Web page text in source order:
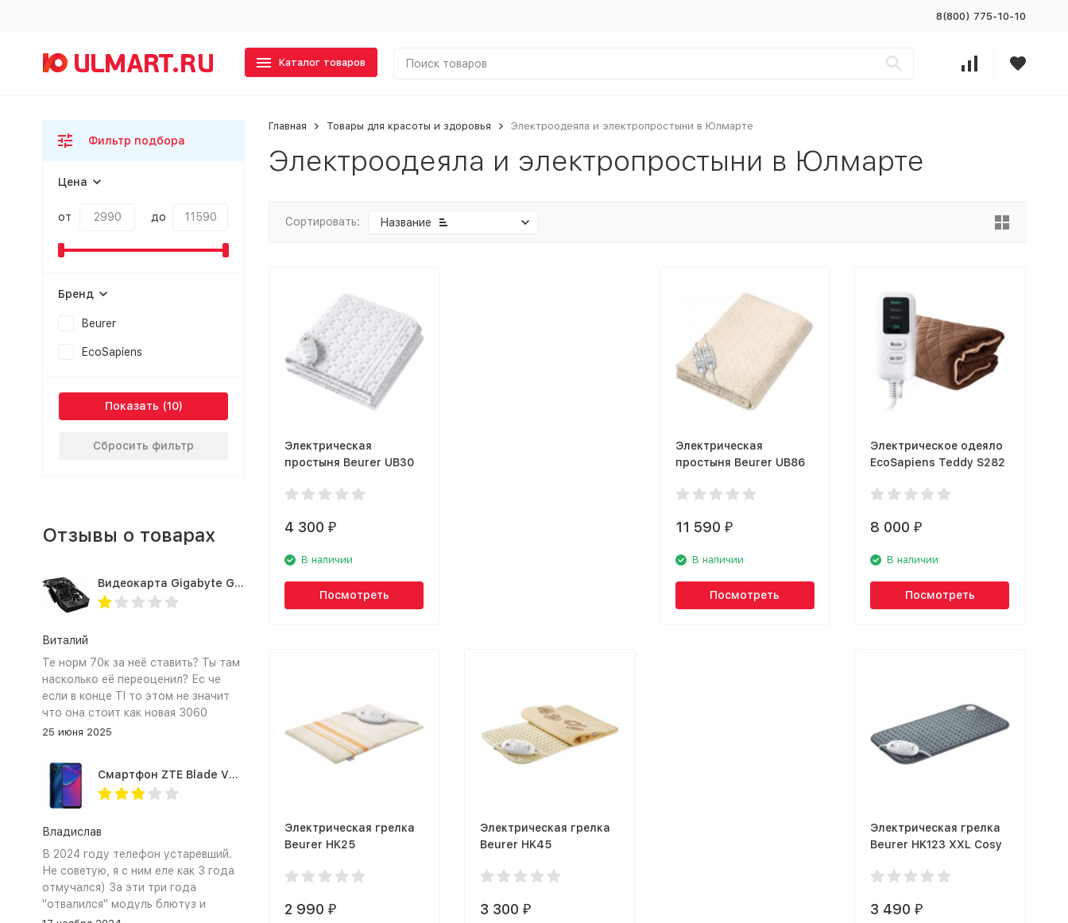
8(800) 775-10-10
Каталог товаров
Главная Товары для красоты и здоровья Электроодеяла и электропростыни в Юлмарте
Электроодеяла и электропростыни в Юлмарте
Сортировать: Название
Электрическая
простыня Beurer UB30
4 300 ₽
В наличии
Посмотреть
Электрическая
простыня Beurer UB86
11 590 ₽
В наличии
Посмотреть
Электрическое одеяло
EcoSapiens Teddy S282
8 000₽
В наличии
Посмотреть
Электрическая грелка
Beurer HK25
2 990 ₽
Электрическая грелка
Beurer HK45
3 300 ₽
Электрическая грелка
Beurer HK123 XXL Cosy
3 490₽
Фильтр подбора
Цена
от до
Бренд
Beurer
EcoSapiens
Показать
Сбросить фильтр
Отзывы о товарах
Видеокарта Gigabyte GTX1660TI 6GB (GV-N166TOC-6GD 1.0A)
Виталий
Те норм 70к за неё ставить? Ты там
насколько её переоценил? Ес че
если в конце TI то этом не значит
что она стоит как новая 3060
25 июня 2025
Смартфон ZTE Blade V2020 Smart 64 Гб синий
Владислав
В 2024 году телефон устаревший.
Не советую, я с ним еле как 3 года
отмучался) За эти три года
"отвалился" модуль блютуз и